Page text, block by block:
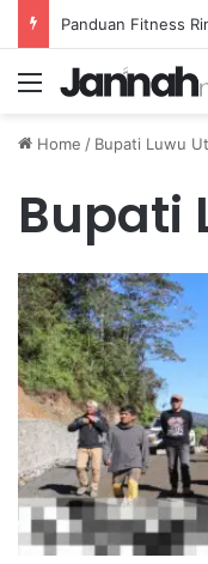
Menu
Home / Bupati Luwu
Bupati